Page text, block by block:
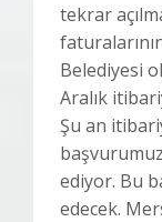
tekrar
Belediyesi
Aralık
Şu an
ediyor. Bu
edecek.